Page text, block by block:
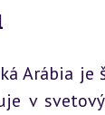
Arábia
v